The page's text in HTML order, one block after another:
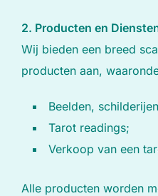
2. Producten en
Wij bieden een breed
producten aan,
Beelden,
Tarot readings;
Verkoop van een
Alle producten worden